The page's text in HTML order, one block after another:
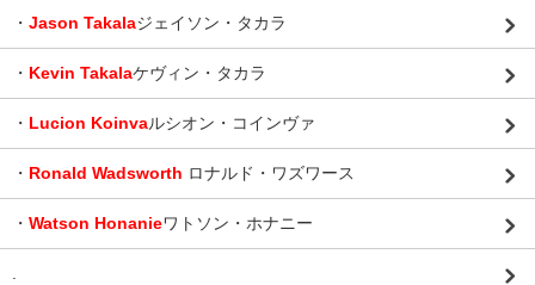
・ Jason Takalaジェイソン・タカラ
・ Kevin Takalaケヴィン・タカラ
・ Lucion Koinvaルシオン・コインヴァ
・ Ronald Wadsworth ロナルド・ワズワース
・ Watson Honanieワトソン・ホナニー
.